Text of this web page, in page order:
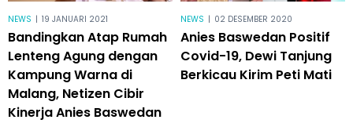
NEWS | 19 JANUARI 2021
Bandingkan Atap Rumah
Lenteng Agung dengan
Kampung Warna di
Malang, Netizen Cibir
Kinerja Anies Baswedan
NEWS | 02 DESEMBER 2020
Anies Baswedan Positif
Covid-19, Dewi Tanjung
Berkicau Kirim Peti Mati